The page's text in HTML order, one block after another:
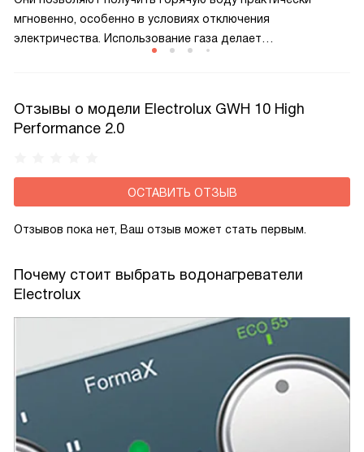
мгновенно, особенно в условиях отключения
электричества. Использование газа делает
для быстрого и постоянного нагрева воды.
Отзывы о модели Electrolux GWH 10 High
Performance 2.0
ОСТАВИТЬ ОТЗЫВ
Отзывов пока нет, Ваш отзыв может стать первым.
Почему стоит выбрать водонагреватели
Electrolux